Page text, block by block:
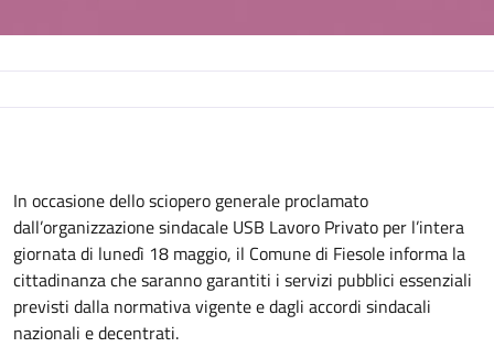
In occasione dello sciopero generale proclamato
dall’organizzazione sindacale USB Lavoro Privato per l’intera
giornata di lunedì 18 maggio, il Comune di Fiesole informa la
cittadinanza che saranno garantiti i servizi pubblici essenziali
previsti dalla normativa vigente e dagli accordi sindacali
nazionali e decentrati.